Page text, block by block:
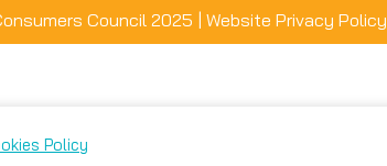
Council 2025 | Website Privacy Policy
Policy
ความเป็นส่วนตัวได้